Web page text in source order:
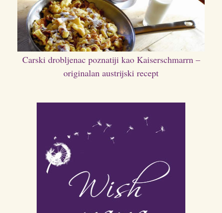
Carski drobljenac poznatiji kao Kaiserschmarrn –
originalan austrijski recept